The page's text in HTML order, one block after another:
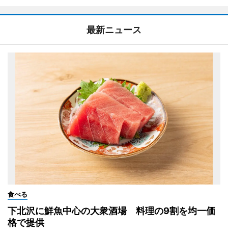
最新ニュース
食べる
下北沢に鮮魚中心の大衆酒場 料理の9割を均一価
格で提供